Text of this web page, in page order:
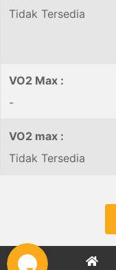
Tidak Tersedia
VO2 Max :
-
VO2 max :
Tidak Tersedia